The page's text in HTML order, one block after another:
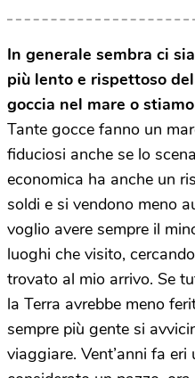
In generale sembra ci
più lento e rispettoso
goccia nel mare o
Tante gocce fanno un
fiduciosi anche se lo
economica ha anche un
soldi e si vendono meno
voglio avere sempre il
luoghi che visito,
trovato al mio arrivo. Se
la Terra avrebbe meno
sempre più gente si
viaggiare. Vent’anni fa